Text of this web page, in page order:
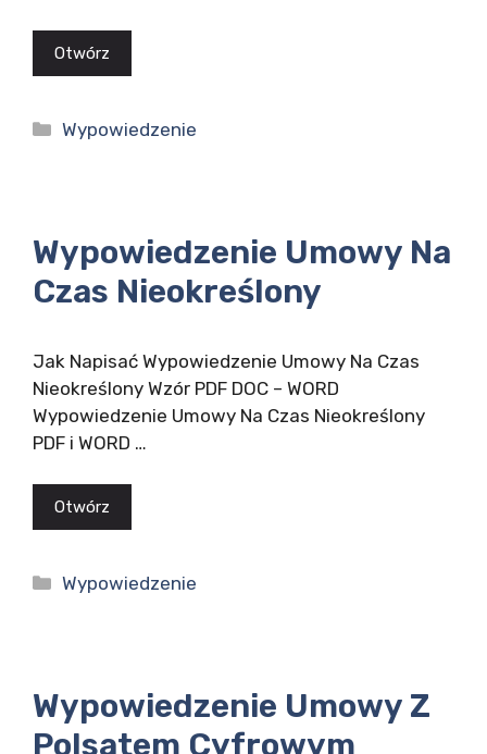
Otwórz
Kategorie
Wypowiedzenie
Wypowiedzenie Umowy Na
Czas Nieokreślony
Jak Napisać Wypowiedzenie Umowy Na Czas
Nieokreślony Wzór PDF DOC – WORD
Wypowiedzenie Umowy Na Czas Nieokreślony
PDF i WORD …
Otwórz
Kategorie
Wypowiedzenie
Wypowiedzenie Umowy Z
Polsatem Cyfrowym